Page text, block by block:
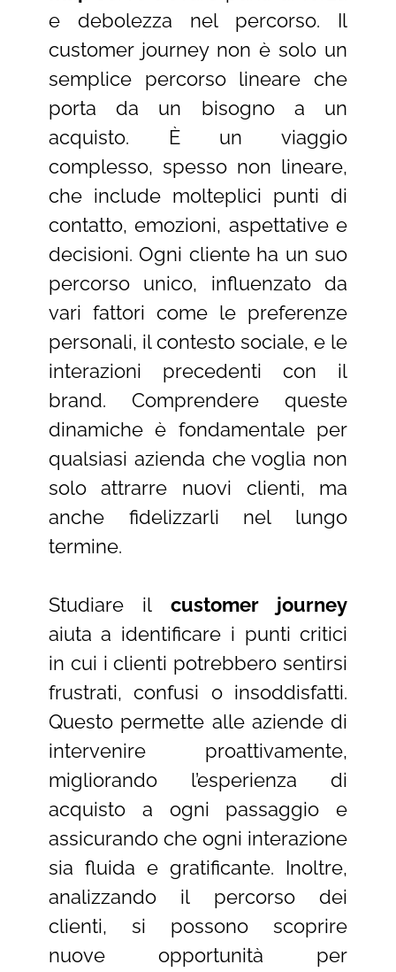
e debolezza nel percorso. Il
customer journey non è solo un
semplice percorso lineare che
porta da un bisogno a un
acquisto. È un viaggio
complesso, spesso non lineare,
che include molteplici punti di
contatto, emozioni, aspettative e
decisioni. Ogni cliente ha un suo
percorso unico, influenzato da
vari fattori come le preferenze
personali, il contesto sociale, e le
interazioni precedenti con il
brand. Comprendere queste
dinamiche è fondamentale per
qualsiasi azienda che voglia non
solo attrarre nuovi clienti, ma
anche fidelizzarli nel lungo
termine.
Studiare il customer journey
aiuta a identificare i punti critici
in cui i clienti potrebbero sentirsi
frustrati, confusi o insoddisfatti.
Questo permette alle aziende di
intervenire proattivamente,
migliorando l’esperienza di
acquisto a ogni passaggio e
assicurando che ogni interazione
sia fluida e gratificante. Inoltre,
analizzando il percorso dei
clienti, si possono scoprire
nuove opportunità per